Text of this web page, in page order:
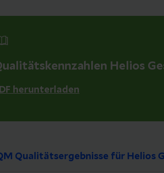
Helios
herunterladen
Qualitätsergebnisse für Helios